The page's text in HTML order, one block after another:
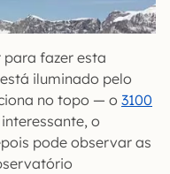
fazer esta
está iluminado pelo
no topo — o 3100
o
pode observar as